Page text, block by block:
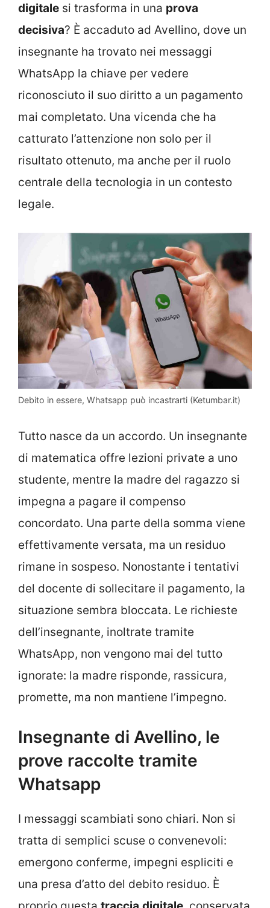
digitale si trasforma in una prova
decisiva? È accaduto ad Avellino, dove un
insegnante ha trovato nei messaggi
WhatsApp la chiave per vedere
riconosciuto il suo diritto a un pagamento
mai completato. Una vicenda che ha
catturato l’attenzione non solo per il
risultato ottenuto, ma anche per il ruolo
centrale della tecnologia in un contesto
legale.
Debito in essere, Whatsapp può incastrarti (Ketumbar.it)
Tutto nasce da un accordo. Un insegnante
di matematica offre lezioni private a uno
studente, mentre la madre del ragazzo si
impegna a pagare il compenso
concordato. Una parte della somma viene
effettivamente versata, ma un residuo
rimane in sospeso. Nonostante i tentativi
del docente di sollecitare il pagamento, la
situazione sembra bloccata. Le richieste
dell’insegnante, inoltrate tramite
WhatsApp, non vengono mai del tutto
ignorate: la madre risponde, rassicura,
promette, ma non mantiene l’impegno.
Insegnante di Avellino, le
prove raccolte tramite
Whatsapp
I messaggi scambiati sono chiari. Non si
tratta di semplici scuse o convenevoli:
emergono conferme, impegni espliciti e
una presa d’atto del debito residuo. È